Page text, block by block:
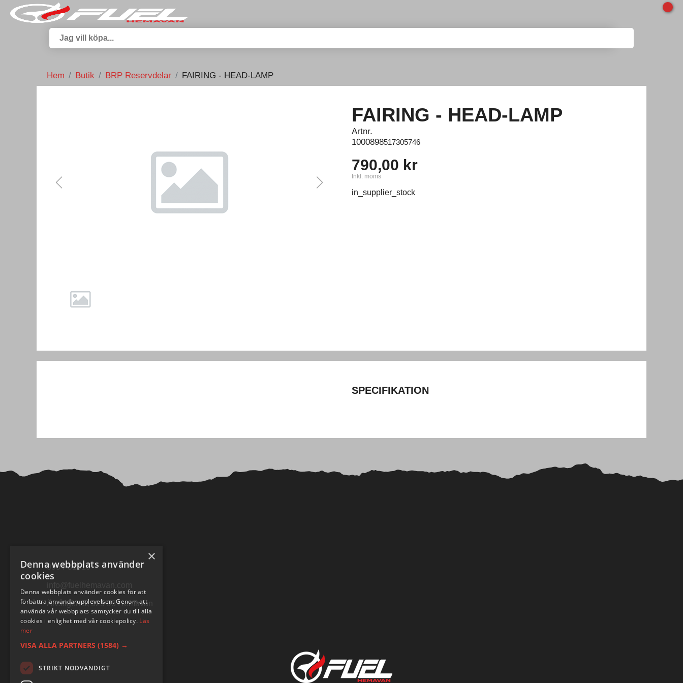
Hem Butik BRP Reservdelar FAIRING - HEAD-LAMP
FAIRING - HEAD-LAMP
Artnr.
1000898517305746
790,00 kr
Inkl. moms
in_supplier_stock
SPECIFIKATION
0954-31010
Älvstigen 5, 925 93 Hemavan
×
Denna webbplats använder
cookies
Denna webbplats använder cookies för att
förbättra användarupplevelsen. Genom att
använda vår webbplats samtycker du till alla
cookies i enlighet med vår cookiepolicy. Läs
mer
VISA ALLA PARTNERS (1584) →
STRIKT NÖDVÄNDIGT